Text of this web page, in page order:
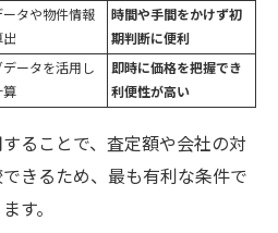
タや物件情報
時間や手間をかけず初
期判断に便利
データを活用し
即時に価格を把握でき
利便性が高い
ることで、査定額や会社の対
きるため、最も有利な条件で
す。